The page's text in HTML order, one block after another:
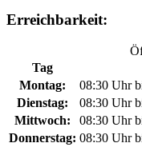
Erreichbarkeit:
Tag
Montag:
08:30 Uhr
Dienstag:
08:30 Uhr
Mittwoch:
08:30 Uhr
Donnerstag: 08:30 Uhr